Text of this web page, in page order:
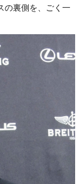
の裏側を、ごく一